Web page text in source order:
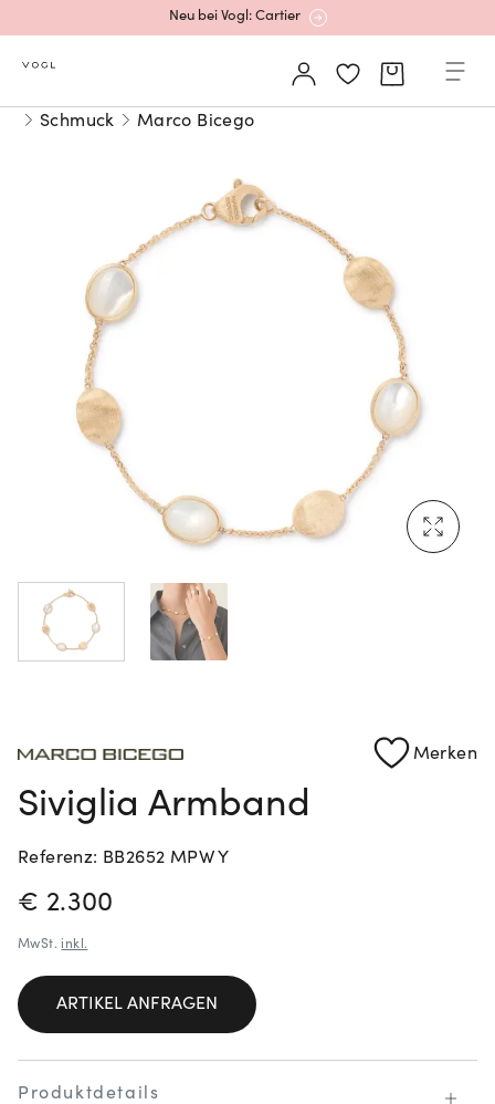
Neu bei Vogl: Cartier
Mehr erfahren: Ikonische Uhren von Cartier
Rolex Certified Pre-Owned entdecken
Neu bei Vogl: Uhren von Grand Seiko
Mehr erfahren: Ikonische Uhren von Cartier
Rolex Certified Pre-Owned entdecken
Schmuck Marco Bicego
Merken
Siviglia Armband
Referenz: BB2652 MPW Y
PREISINFORMATIONEN
€ 2.300
MwSt. inkl.
ARTIKEL ANFRAGEN
Produktdetails